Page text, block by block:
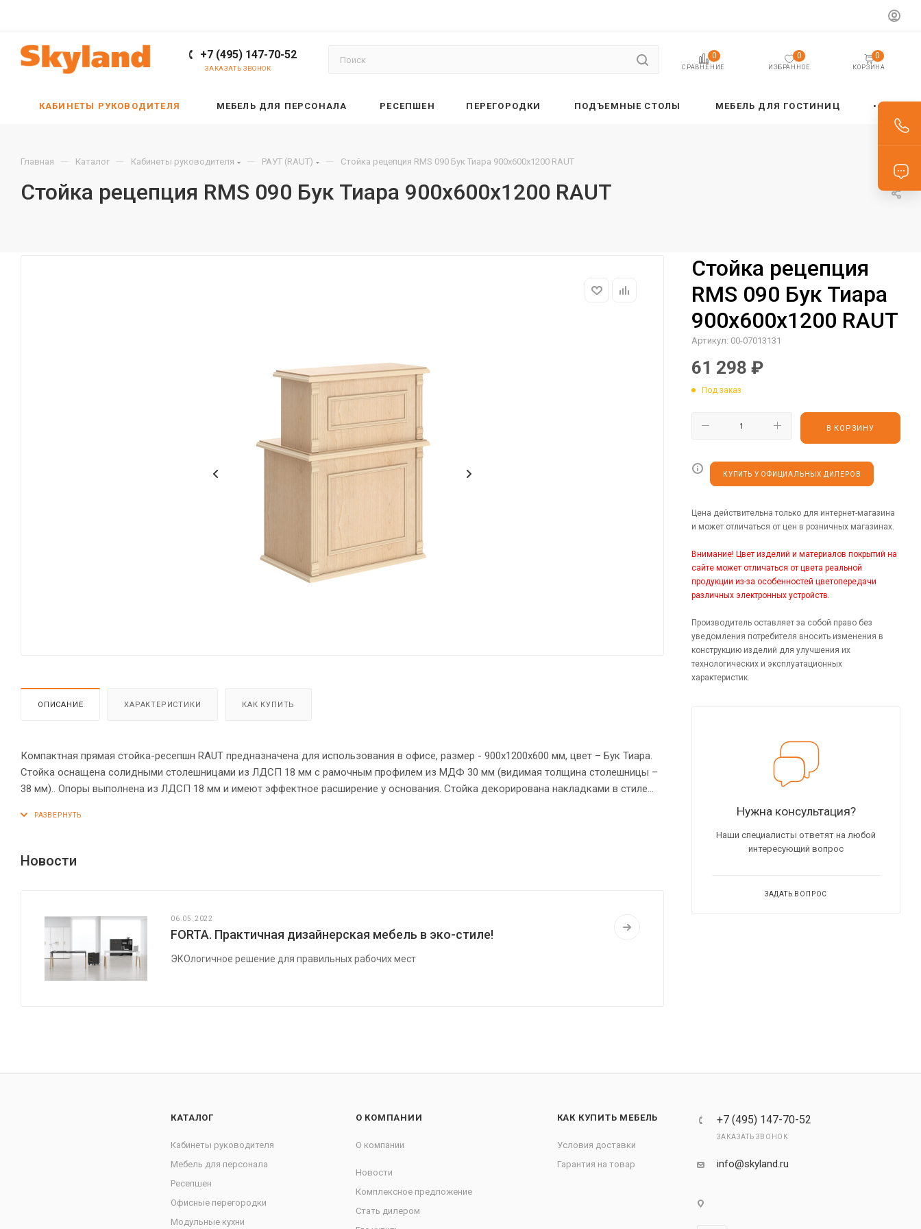
+7 (495) 147-70-52
ЗАКАЗАТЬ ЗВОНОК СРАВНЕНИЕ
0
ИЗБРАННОЕ
0
КОРЗИНА
0
КАБИНЕТЫ РУКОВОДИТЕЛЯ МЕБЕЛЬ ДЛЯ ПЕРСОНАЛА РЕСЕПШЕН ПЕРЕГОРОДКИ ПОДЪЕМНЫЕ СТОЛЫ МЕБЕЛЬ ДЛЯ ГОСТИНИЦ
Главная — Каталог — Кабинеты руководителя — РАУТ (RAUT) — Стойка рецепция RMS 090 Бук Тиара 900х600х1200 RAUT
Стойка рецепция RMS 090 Бук Тиара 900х600х1200 RAUT
ОПИСАНИЕ ХАРАКТЕРИСТИКИ КАК КУПИТЬ
Компактная прямая стойка-ресепшн RAUT предназначена для использования в офисе, размер - 900х1200х600 мм, цвет – Бук Тиара.
Стойка оснащена солидными столешницами из ЛДСП 18 мм с рамочным профилем из МДФ 30 мм (видимая толщина столешницы –
38 мм).. Опоры выполнена из ЛДСП 18 мм и имеют эффектное расширение у основания. Стойка декорирована накладками в стиле
креплениями – эксцентриковыми стяжками. Регулируемые по высоте опоры обеспечат устойчивость на неровном полу.
Новости
06.05.2022
FORTA. Практичная дизайнерская мебель в эко-стиле!
ЭКОлогичное решение для правильных рабочих мест
Стойка рецепция
RMS 090 Бук Тиара
900х600х1200 RAUT
Артикул: 00-07013131
61 298 ₽
Под заказ
В КОРЗИНУ
КУПИТЬ У ОФИЦИАЛЬНЫХ ДИЛЕРОВ
Цена действительна только для интернет-магазина
и может отличаться от цен в розничных магазинах.
Внимание! Цвет изделий и материалов покрытий на
сайте может отличаться от цвета реальной
продукции из-за особенностей цветопередачи
различных электронных устройств.
Производитель оставляет за собой право без
уведомления потребителя вносить изменения в
конструкцию изделий для улучшения их
технологических и эксплуатационных
характеристик.
Нужна консультация?
Наши специалисты ответят на любой
интересующий вопрос
ЗАДАТЬ ВОПРОС
КАТАЛОГ
Кабинеты руководителя
Мебель для персонала
Ресепшен
Офисные перегородки
Модульные кухни
О КОМПАНИИ
О компании
Новости
Комплексное предложение
Стать дилером
КАК КУПИТЬ МЕБЕЛЬ
Условия доставки
Гарантия на товар
+7 (495) 147-70-52
ЗАКАЗАТЬ ЗВОНОК
info@skyland.ru